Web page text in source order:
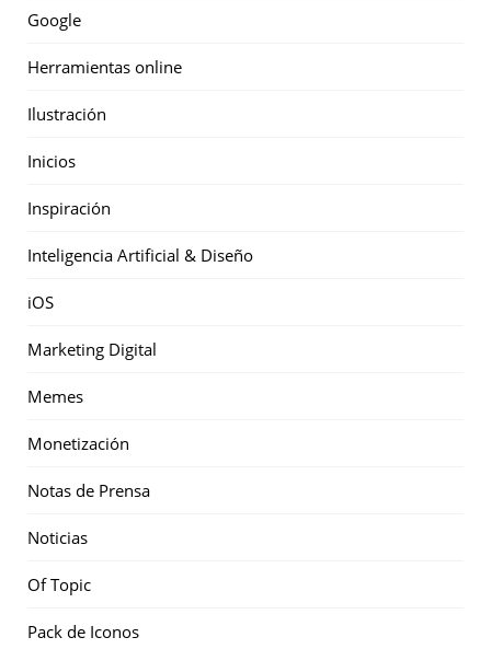
Google
Herramientas online
Ilustración
Inicios
Inspiración
Inteligencia Artificial & Diseño
iOS
Marketing Digital
Memes
Monetización
Notas de Prensa
Noticias
Of Topic
Pack de Iconos